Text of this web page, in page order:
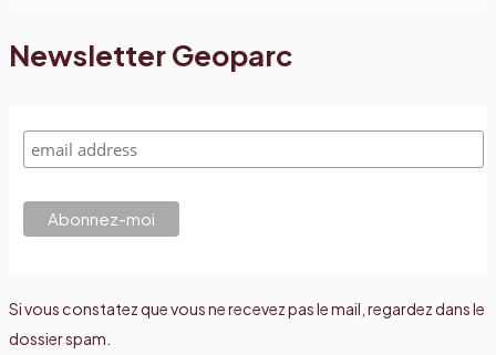
Newsletter Geoparc
Si vous constatez que vous ne recevez pas le mail, regardez dans le
dossier spam.